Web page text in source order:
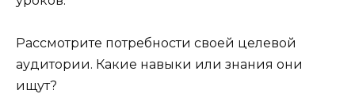
Рассмотрите потребности своей целевой
аудитории. Какие навыки или знания они
ищут?